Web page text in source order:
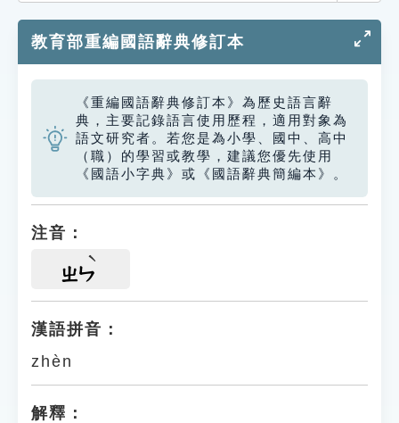
貓頭鷹博士
教育部重編國語辭典修訂本
《重編國語辭典修訂本》為歷史語言辭
典，主要記錄語言使用歷程，適用對象為
語文研究者。若您是為小學、國中、高中
（職）的學習或教學，建議您優先使用
《國語小字典》或《國語辭典簡編本》。
注音：
ㄓㄣ
漢語拼音：
zhèn
解釋：